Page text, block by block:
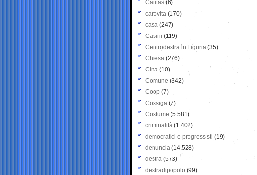
Caritas (6)
carovita (170)
casa (247)
Casini (119)
Centrodestra in Liguria (35)
Chiesa (276)
Cina (10)
Comune (342)
Coop (7)
Cossiga (7)
Costume (5.581)
criminalità (1.402)
democratici e progressisti (19)
denuncia (14.528)
destra (573)
destradipopolo (99)